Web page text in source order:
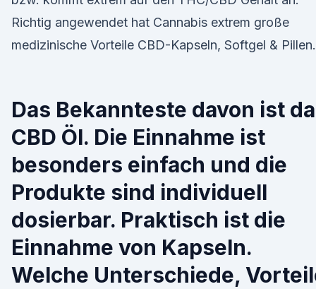
Richtig angewendet hat Cannabis extrem große
medizinische Vorteile CBD-Kapseln, Softgel & Pillen.
Das Bekannteste davon ist
CBD Öl. Die Einnahme ist
besonders einfach und die
Produkte sind individuell
dosierbar. Praktisch ist die
Einnahme von Kapseln.
Welche Unterschiede,